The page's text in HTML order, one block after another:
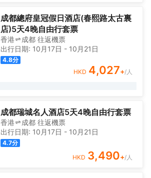
成都總府皇冠假日酒店(春熙路太古裏
店)5天4晚自由行套票
香港 成都 往返機票
出行日期: 10月17日 - 10月21日
4.8分
HKD 4,027+/人
成都瑞城名人酒店5天4晚自由行套票
香港 成都 往返機票
出行日期: 10月17日 - 10月21日
4.7分
HKD 3,490+/人